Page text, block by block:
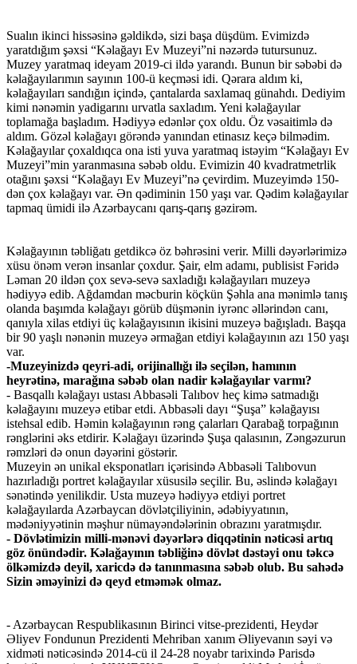
Sualın ikinci hissəsinə gəldikdə, sizi başa düşdüm. Evimizdə
yaratdığım şəxsi “Kəlağayı Ev Muzeyi”ni nəzərdə tutursunuz.
Muzey yaratmaq ideyam 2019-ci ildə yarandı. Bunun bir səbəbi də
kəlağayılarımın sayının 100-ü keçməsi idi. Qərara aldım ki,
kəlağayıları sandığın içində, çantalarda saxlamaq günahdı. Dediyim
kimi nənəmin yadigarını urvatla saxladım. Yeni kəlağayılar
toplamağa başladım. Hədiyyə edənlər çox oldu. Öz vəsaitimlə də
aldım. Gözəl kəlağayı görəndə yanından etinasız keçə bilmədim.
Kəlağayılar çoxaldıqca ona isti yuva yaratmaq istəyim “Kəlağayı Ev
Muzeyi”min yaranmasına səbəb oldu. Evimizin 40 kvadratmetrlik
otağını şəxsi “Kəlağayı Ev Muzeyi”nə çevirdim. Muzeyimdə 150-
dən çox kəlağayı var. Ən qədiminin 150 yaşı var. Qədim kəlağayılar
tapmaq ümidi ilə Azərbaycanı qarış-qarış gəzirəm.
Kəlağayının təbliğatı getdikcə öz bəhrəsini verir. Milli dəyərlərimizə
xüsu önəm verən insanlar çoxdur. Şair, elm adamı, publisist Fəridə
Ləman 20 ildən çox sevə-sevə saxladığı kəlağayıları muzeyə
hədiyyə edib. Ağdamdan məcburin köçkün Şəhla ana mənimlə tanış
olanda başımda kəlağayı görüb düşmənin iyrənc əllərindən canı,
qanıyla xilas etdiyi üç kəlağayısının ikisini muzeyə bağışladı. Başqa
bir 90 yaşlı nənənin muzeyə ərmağan etdiyi kəlağayının azı 150 yaşı
var.
-Muzeyinizdə qeyri-adi, orijinallığı ilə seçilən, hamının
heyrətinə, marağına səbəb olan nadir kəlağayılar varmı?
- Basqallı kəlağayı ustası Abbasəli Talıbov heç kimə satmadığı
kəlağayını muzeyə etibar etdi. Abbasəli dayı “Şuşa” kəlağayısı
istehsal edib. Həmin kəlağayının rəng çalarları Qarabağ torpağının
rənglərini əks etdirir. Kəlağayı üzərində Şuşa qalasının, Zəngəzurun
rəmzləri də onun dəyərini göstərir.
Muzeyin ən unikal eksponatları içərisində Abbasəli Talıbovun
hazırladığı portret kəlağayılar xüsusilə seçilir. Bu, əslində kəlağayı
sənətində yenilikdir. Usta muzeyə hədiyyə etdiyi portret
kəlağayılarda Azərbaycan dövlətçiliyinin, ədəbiyyatının,
mədəniyyətinin məşhur nümayəndələrinin obrazını yaratmışdır.
- Dövlətimizin milli-mənəvi dəyərlərə diqqətinin nəticəsi artıq
göz önündədir. Kəlağayının təbliğinə dövlət dəstəyi onu təkcə
ölkəmizdə deyil, xaricdə də tanınmasına səbəb olub. Bu sahədə
Sizin əməyinizi də qeyd etməmək olmaz.
- Azərbaycan Respublikasının Birinci vitse-prezidenti, Heydər
Əliyev Fondunun Prezidenti Mehriban xanım Əliyevanın səyi və
xidməti nəticəsində 2014-cü il 24-28 noyabr tarixində Parisdə